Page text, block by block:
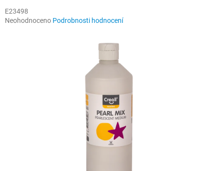
E23498
Průměrné
Neohodnoceno Podrobnosti hodnocení